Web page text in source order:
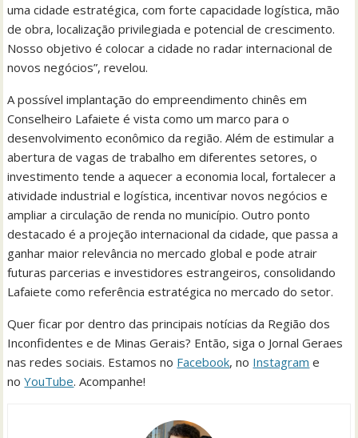
uma cidade estratégica, com forte capacidade logística, mão
de obra, localização privilegiada e potencial de crescimento.
Nosso objetivo é colocar a cidade no radar internacional de
novos negócios”, revelou.
A possível implantação do empreendimento chinês em
Conselheiro Lafaiete é vista como um marco para o
desenvolvimento econômico da região. Além de estimular a
abertura de vagas de trabalho em diferentes setores, o
investimento tende a aquecer a economia local, fortalecer a
atividade industrial e logística, incentivar novos negócios e
ampliar a circulação de renda no município. Outro ponto
destacado é a projeção internacional da cidade, que passa a
ganhar maior relevância no mercado global e pode atrair
futuras parcerias e investidores estrangeiros, consolidando
Lafaiete como referência estratégica no mercado do setor.
Quer ficar por dentro das principais notícias da Região dos
Inconfidentes e de Minas Gerais? Então, siga o Jornal Geraes
nas redes sociais. Estamos no Facebook, no Instagram e
noYouTube. Acompanhe!